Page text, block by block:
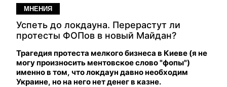
МНЕНИЯ
Успеть до локдауна. Перерастут ли
протесты ФОПов в новый Майдан?
Трагедия протеста мелкого бизнеса в Киеве (я не
могу произносить ментовское слово "фопы")
именно в том, что локдаун давно необходим
Украине, но на него нет денег в казне.